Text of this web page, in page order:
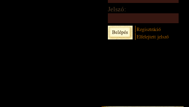
Jelszó:
Regisztráció
Elfelejtett jelszó